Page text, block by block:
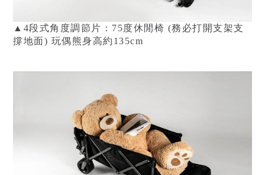
▲4段式角度調節片：75度休閒椅 (務必打開支架支
撐地面) 玩偶熊身高約135cm